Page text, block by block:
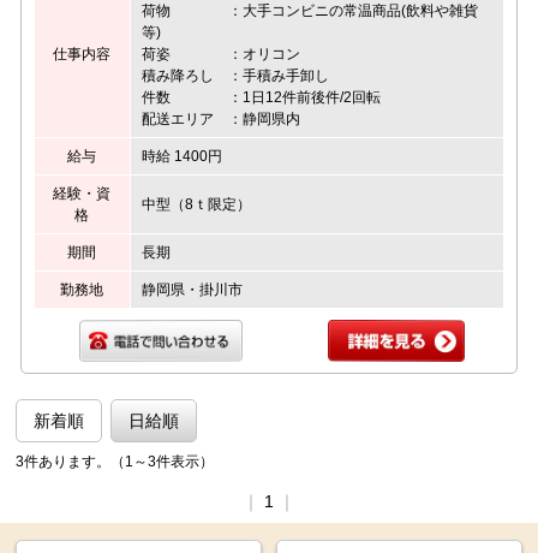
仕事内容
荷物 ：大手コンビニの常温商品(飲料や雑貨
等)
荷姿 ：オリコン
積み降ろし ：手積み手卸し
件数 ：1日12件前後件/2回転
配送エリア ：静岡県内
給与 時給 1400円
経験・資
格
中型（8ｔ限定）
期間 長期
勤務地 静岡県・掛川市
新着順 日給順
3件あります。（1～3件表示）
1